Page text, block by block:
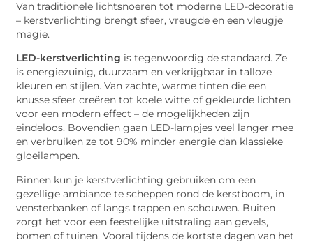
Van traditionele lichtsnoeren tot moderne LED-decoratie
– kerstverlichting brengt sfeer, vreugde en een vleugje
magie.
LED-kerstverlichting is tegenwoordig de standaard. Ze
is energiezuinig, duurzaam en verkrijgbaar in talloze
kleuren en stijlen. Van zachte, warme tinten die een
knusse sfeer creëren tot koele witte of gekleurde lichten
voor een modern effect – de mogelijkheden zijn
eindeloos. Bovendien gaan LED-lampjes veel langer mee
en verbruiken ze tot 90% minder energie dan klassieke
gloeilampen.
Binnen kun je kerstverlichting gebruiken om een
gezellige ambiance te scheppen rond de kerstboom, in
vensterbanken of langs trappen en schouwen. Buiten
zorgt het voor een feestelijke uitstraling aan gevels,
bomen of tuinen. Vooral tijdens de kortste dagen van het